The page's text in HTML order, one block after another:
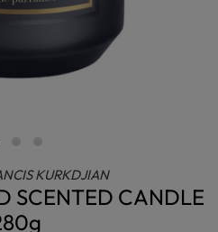
KURKDJIAN
SCENTED CANDLE